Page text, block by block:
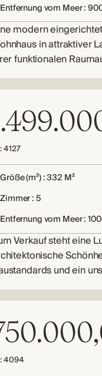
Entfernung vom Meer :
modern
in attraktiver
funktionalen
4127
Größe (m²) : 332 M²
Zimmer : 5
Entfernung vom Meer :
Verkauf steht eine
und ein
4094